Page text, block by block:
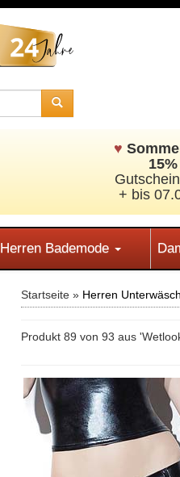
♥
15%
+ bis
Herren Bademode
Startseite » Herren
Produkt 89 von 93 aus